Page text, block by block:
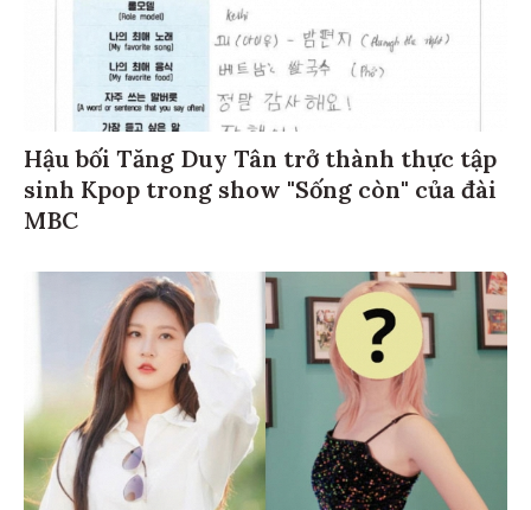
Hậu bối Tăng Duy Tân trở thành thực tập
sinh Kpop trong show "Sống còn" của đài
MBC